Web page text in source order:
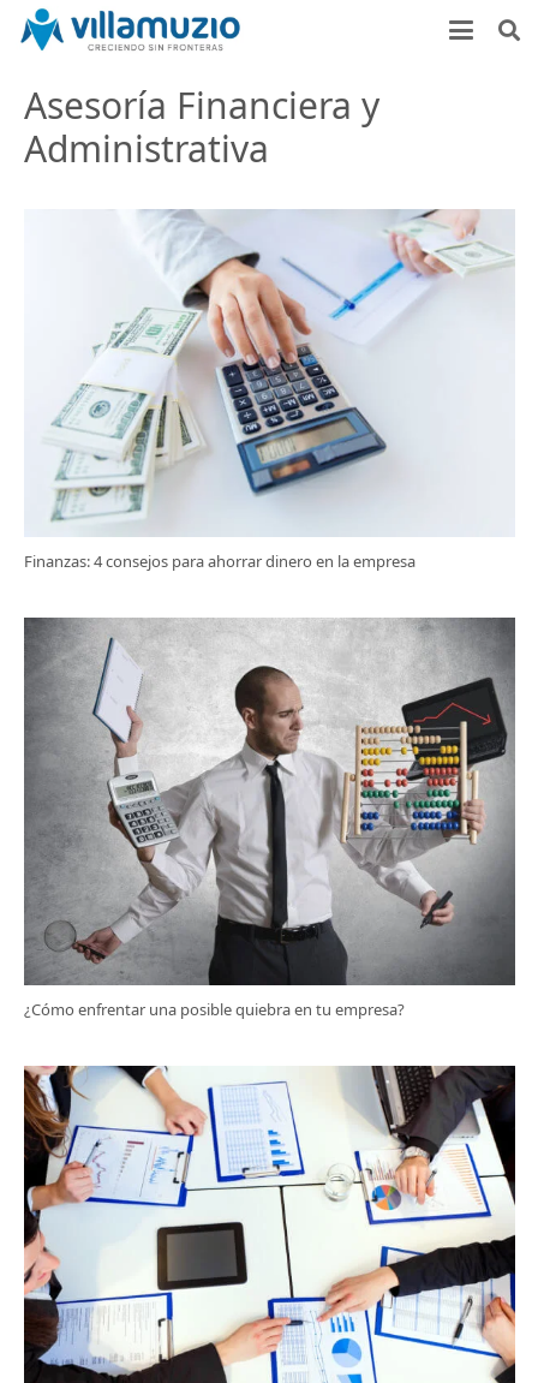
Asesoría Financiera y
Administrativa
Finanzas: 4 consejos para ahorrar dinero en la empresa
¿Cómo enfrentar una posible quiebra en tu empresa?